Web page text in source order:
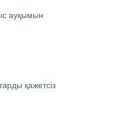
ауқымын
қажетсіз